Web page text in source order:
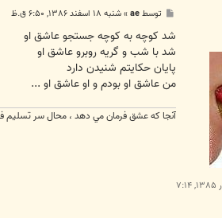
جمعه ۳۱ شهریور ۱۳۸۵, ۷:۱۴
ت
توسطae
»شنبه ۱۸ اسفند ۱۳۸۶, ۶:۵۰ ق.ظ
شد کوچه به کوچه جستجو عاشق او
شد با شب و گريه روبرو عاشق او
پايان حکايتم شنيدن دارد
من عاشق او بودم و او عاشق او ...
آنجا كه عشق فرمان مي دهد ، محال سر تسليم